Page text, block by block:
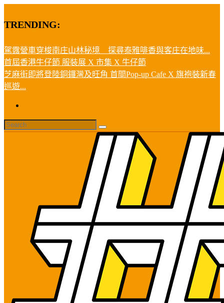
TRENDING:
駕露營車穿梭南庄山林秘境 探尋泰雅啡香與客庄在地味...
首屆香港牛仔節 服裝展 X 市集 X 牛仔節
芝麻街即將登陸銅鑼灣及旺角 首間Pop-up Cafe X 旗袍裝新春
巡遊...